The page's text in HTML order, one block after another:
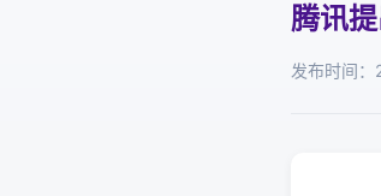
腾讯
发布时间